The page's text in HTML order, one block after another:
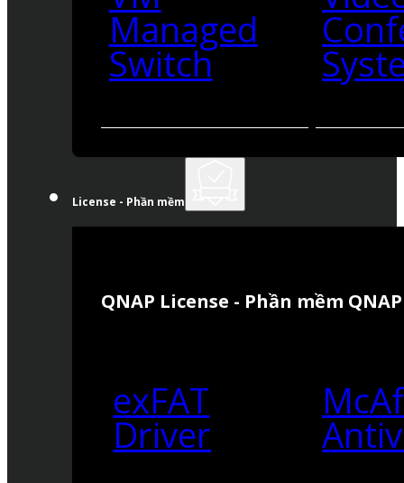
Managed
Switch
License - Phần mềm
QNAP License - Phần mềm QNAP
exFAT
Driver